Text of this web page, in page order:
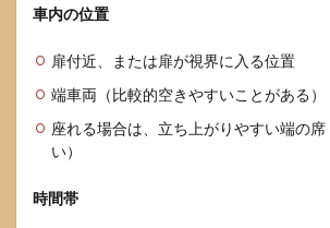
車内の位置
扉付近、または扉が視界に入る位置
端車両（比較的空きやすいことがある）
座れる場合は、立ち上がりやすい端の
い）
時間帯